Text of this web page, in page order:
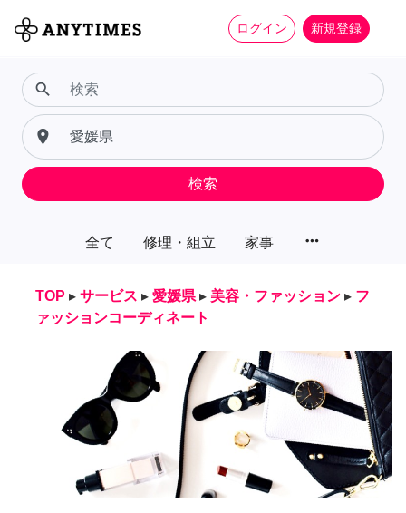
ログイン 新規登録
全て 修理・組立 家事 more_horiz
search
place
検索
TOP ▸ サービス ▸ 愛媛県 ▸ 美容・ファッション ▸ フ
ァッションコーディネート